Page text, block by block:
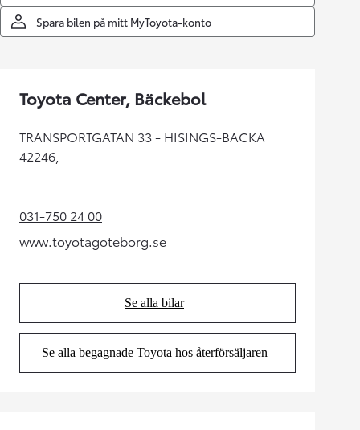
Spara bilen på mitt MyToyota-konto
Toyota Center, Bäckebol
TRANSPORTGATAN 33 - HISINGS-BACKA
42246,
031-750 24 00(Opens in new tab)
www.toyotagoteborg.se
(Opens in new tab)
Se alla bilar
(Opens in new tab)
Se alla begagnade Toyota hos återförsäljaren
(Opens in new tab)